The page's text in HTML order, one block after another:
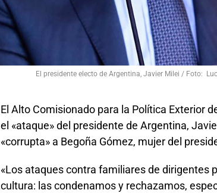
El presidente electo de Argentina, Javier Milei / Foto:
El Alto Comisionado para la Política Exterior
el «ataque» del presidente de Argentina,
«corrupta» a Begoña Gómez, mujer del
«Los ataques contra familiares de dirigentes
cultura: las condenamos y rechazamos,